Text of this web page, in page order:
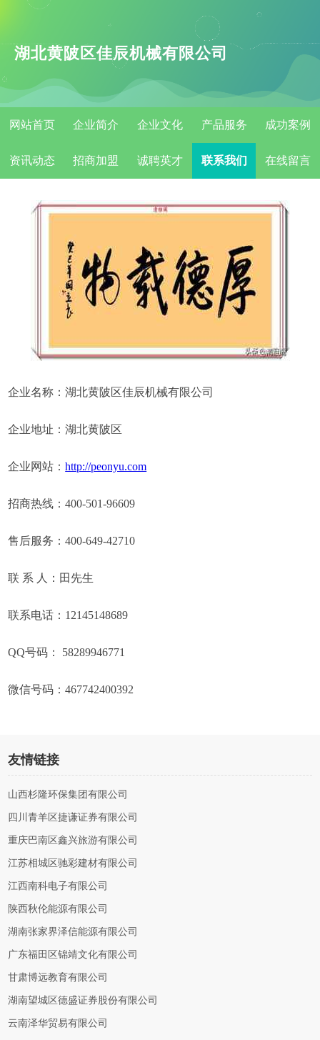
湖北黄陂区佳辰机械有限公司
网站首页 企业简介 企业文化 产品服务 成功案例
资讯动态 招商加盟 诚聘英才 联系我们 在线留言
企业名称：湖北黄陂区佳辰机械有限公司
企业地址：湖北黄陂区
企业网站：http://peonyu.com
招商热线：400-501-96609
售后服务：400-649-42710
联 系 人：田先生
联系电话：12145148689
QQ号码： 58289946771
微信号码：467742400392
友情链接
山西杉隆环保集团有限公司
四川青羊区捷谦证券有限公司
重庆巴南区鑫兴旅游有限公司
江苏相城区驰彩建材有限公司
江西南科电子有限公司
陕西秋伦能源有限公司
湖南张家界泽信能源有限公司
广东福田区锦靖文化有限公司
甘肃博远教育有限公司
湖南望城区德盛证券股份有限公司
云南泽华贸易有限公司